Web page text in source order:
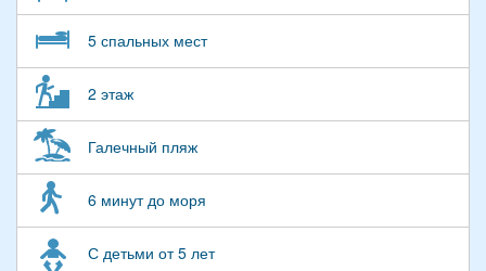
5 спальных мест
2 этаж
Галечный пляж
6 минут до моря
С детьми от 5 лет